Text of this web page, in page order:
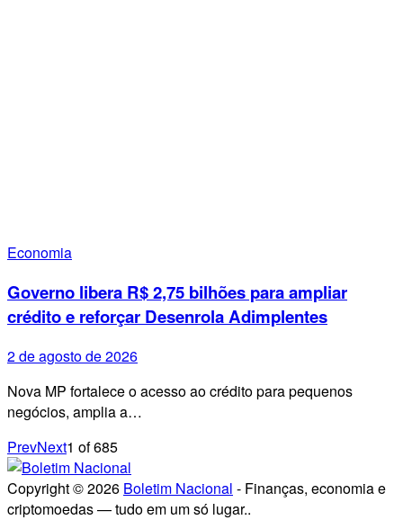
Economia
Governo libera R$ 2,75 bilhões para ampliar
crédito e reforçar Desenrola Adimplentes
2 de agosto de 2026
Nova MP fortalece o acesso ao crédito para pequenos
negócios, amplia a…
PrevNext1 of685
Copyright © 2026 Boletim Nacional - Finanças, economia e
criptomoedas — tudo em um só lugar..